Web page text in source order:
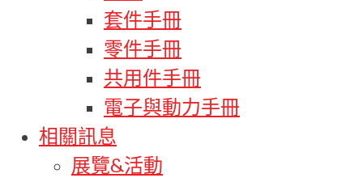
套件手冊
零件手冊
共用件手冊
電子與動力手冊
相關訊息
展覽&活動